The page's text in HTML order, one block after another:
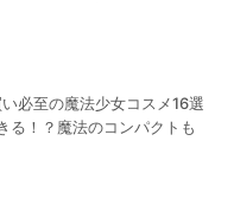
必至の魔法少女コスメ16選
る！？魔法のコンパクトも